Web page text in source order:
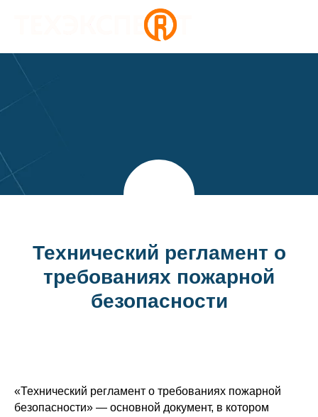
Технический регламент о
требованиях пожарной
безопасности
«Технический регламент о требованиях пожарной
безопасности» — основной документ, в котором